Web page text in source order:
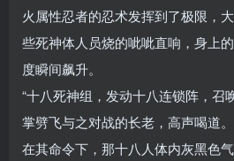
火属性忍者的忍术发挥到了极限，
些死神体人员烧的呲呲直响，身上
度瞬间飙升。
“十八死神组，发动十八连锁阵，召
掌劈飞与之对战的长老，高声喝道。
在其命令下，那十八人体内灰黑色